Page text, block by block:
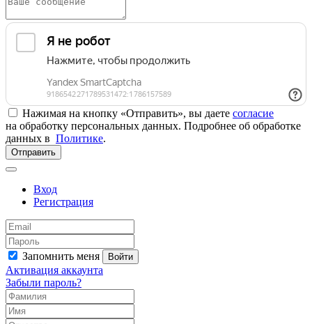
Нажимая на кнопку «Отправить», вы даете согласие
на обработку персональных данных. Подробнее об обработке
данных в Политике.
Отправить
Вход
Регистрация
Запомнить меня Войти
Активация аккаунта
Забыли пароль?